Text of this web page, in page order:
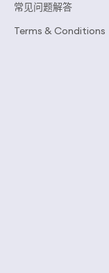
常见问题解答
Terms & Conditions